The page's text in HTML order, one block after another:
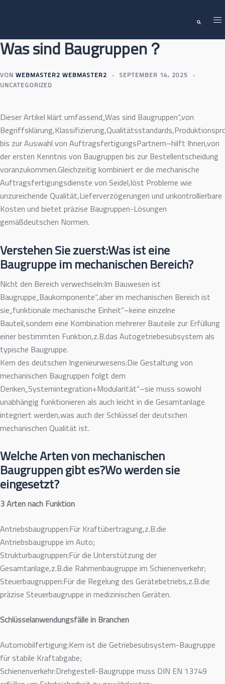
Suche
Was sind Baugruppen？
VON WEBMASTER2 WEBMASTER2
SEPTEMBER 14, 2025
UNCATEGORIZED
Dieser Artikel klärt umfassend„Was sind Baugruppen“,von
bis zur Auswahl von AuftragsfertigungsPartnern–hilft Ihnen,von
der ersten Kenntnis von Baugruppen bis zur Bestellentscheidung
voranzukommen.Gleichzeitig kombiniert er die mechanische
Auftragsfertigungsdienste von Seidel,löst Probleme wie
unzureichende Qualität,Lieferverzögerungen und unkontrollierbare
Kosten und bietet präzise Baugruppen-Lösungen
gemäßdeutschen Normen.
Verstehen Sie zuerst:Was ist eine
Baugruppe im mechanischen Bereich?
Nicht den Bereich verwechseln:Im Bauwesen ist
Baugruppe„Baukomponente“,aber im mechanischen Bereich ist
sie„funktionale mechanische Einheit“–keine einzelne
Bauteil,sondern eine Kombination mehrerer Bauteile zur Erfüllung
einer bestimmten Funktion,z.B.das Autogetriebesubsystem als
typische Baugruppe.
Kern des deutschen Ingenieurwesens:Die Gestaltung von
mechanischen Baugruppen folgt dem
Denken„Systemintegration+Modularität“–sie muss sowohl
unabhängig funktionieren als auch leicht in die Gesamtanlage
integriert werden,was auch der Schlüssel der deutschen
mechanischen Qualität ist.
Welche Arten von mechanischen
Baugruppen gibt es?Wo werden sie
eingesetzt?
3 Arten nach Funktion
Antriebsbaugruppen:Für Kraftübertragung,z.B.die
Antriebsbaugruppe im Auto;
Strukturbaugruppen:Für die Unterstützung der
Gesamtanlage,z.B.die Rahmenbaugruppe im Schienenverkehr;
Steuerbaugruppen:Für die Regelung des Gerätebetriebs,z.B.die
präzise Steuerbaugruppe in medizinischen Geräten.
Schlüsselanwendungsfälle in Branchen
Automobilfertigung:Kern ist die Getriebesubsystem-Baugruppe
für stabile Kraftabgabe;
Schienenverkehr:Drehgestell-Baugruppe muss DIN EN 13749